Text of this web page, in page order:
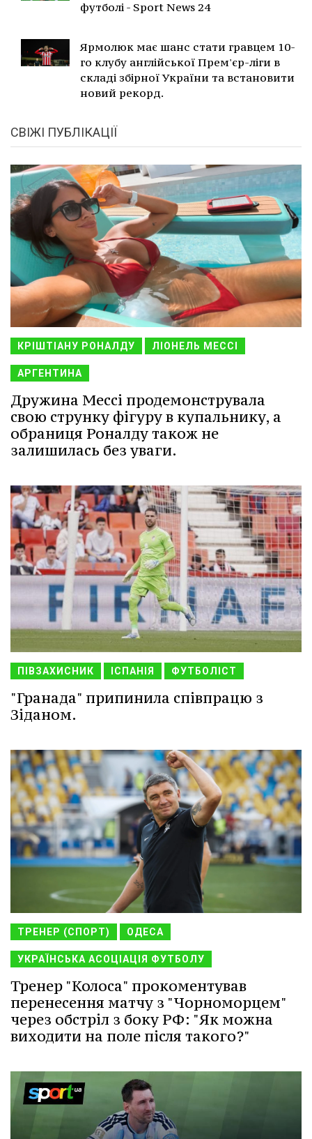
футболі - Sport News 24
Ярмолюк має шанс стати гравцем 10-
го клубу англійської Прем'єр-ліги в
складі збірної України та встановити
новий рекорд.
СВІЖІ ПУБЛІКАЦІЇ
КРІШТІАНУ РОНАЛДУ ЛІОНЕЛЬ МЕССІ
АРГЕНТИНА
Дружина Мессі продемонструвала
свою струнку фігуру в купальнику, а
обраниця Роналду також не
залишилась без уваги.
ПІВЗАХИСНИК ІСПАНІЯ ФУТБОЛІСТ
"Гранада" припинила співпрацю з
Зіданом.
ТРЕНЕР (СПОРТ) ОДЕСА
УКРАЇНСЬКА АСОЦІАЦІЯ ФУТБОЛУ
Тренер "Колоса" прокоментував
перенесення матчу з "Чорноморцем"
через обстріл з боку РФ: "Як можна
виходити на поле після такого?"